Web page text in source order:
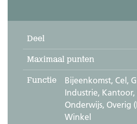
Deel
Maximaal punten
Functie
Bijeenkomst, Cel,
Industrie, Kantoor,
Onderwijs, Overig
Winkel